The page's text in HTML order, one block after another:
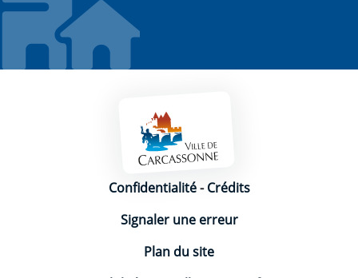
Mentions légales
Confidentialité-Crédits
Signaler une erreur
Plan du site